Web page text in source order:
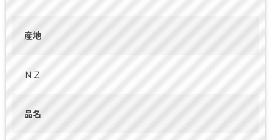
産地
ＮＺ
品名